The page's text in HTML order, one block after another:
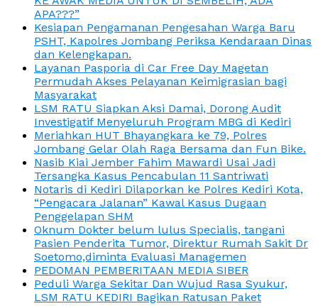
APA???”
Kesiapan Pengamanan Pengesahan Warga Baru
PSHT, Kapolres Jombang Periksa Kendaraan Dinas
dan Kelengkapan.
Layanan Pasporia di Car Free Day Magetan
Permudah Akses Pelayanan Keimigrasian bagi
Masyarakat
LSM RATU Siapkan Aksi Damai, Dorong Audit
Investigatif Menyeluruh Program MBG di Kediri
Meriahkan HUT Bhayangkara ke 79, Polres
Jombang Gelar Olah Raga Bersama dan Fun Bike.
Nasib Kiai Jember Fahim Mawardi Usai Jadi
Tersangka Kasus Pencabulan 11 Santriwati
Notaris di Kediri Dilaporkan ke Polres Kediri Kota,
“Pengacara Jalanan” Kawal Kasus Dugaan
Penggelapan SHM
Oknum Dokter belum lulus Specialis, tangani
Pasien Penderita Tumor, Direktur Rumah Sakit Dr
Soetomo,diminta Evaluasi Managemen
PEDOMAN PEMBERITAAN MEDIA SIBER
Peduli Warga Sekitar Dan Wujud Rasa Syukur,
LSM RATU KEDIRI Bagikan Ratusan Paket